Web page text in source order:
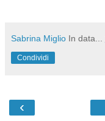
Sabrina Miglio In data...
Condividi
‹